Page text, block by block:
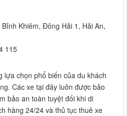
Khiêm, Đông Hải 1, Hải An,
115
lựa chọn phổ biến của du khách
Các xe tại đây luôn được bảo
bảo an toàn tuyệt đối khi di
hàng 24/24 và thủ tục thuê xe